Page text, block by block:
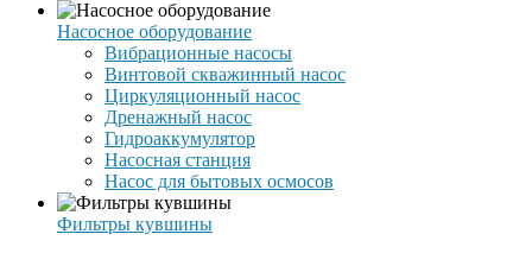
Насосное оборудование
Вибрационные насосы
Винтовой скважинный насос
Циркуляционный насос
Дренажный насос
Гидроаккумулятор
Насосная станция
Насос для бытовых осмосов
Фильтры кувшины